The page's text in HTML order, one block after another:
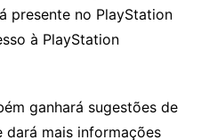
presente no PlayStation
à PlayStation
ganhará sugestões de
dará mais informações